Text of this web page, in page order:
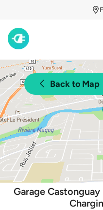
Back to Map
Garage